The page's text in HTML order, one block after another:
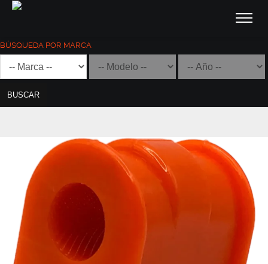
BÚSQUEDA POR MARCA
BUSCAR